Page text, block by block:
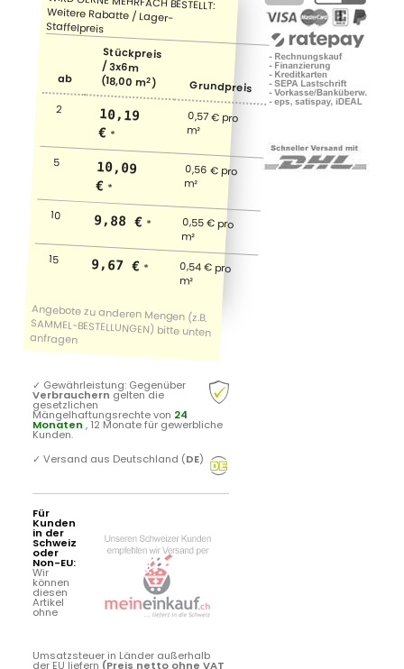
ab
Stückpreis
/ 3x6m
(18,00 m2) Grundpreis
2 10,19
€ *
0,57 € pro
m²
5 10,09
€ *
0,56 € pro
m²
10 9,88 € * 0,55 € pro
m²
15 9,67 € * 0,54 € pro
m²
✓ Gewährleistung: Gegenüber
Verbrauchern gelten die
gesetzlichen
Mängelhaftungsrechte von 24
Monaten , 12 Monate für gewerbliche
Kunden.
✓ Versand aus Deutschland (DE)
Für
Kunden
in der
Schweiz
oder
Non-EU:
Wir
können
diesen
Artikel
ohne
Umsatzsteuer in Länder außerhalb
der EU liefern (Preis netto ohne VAT